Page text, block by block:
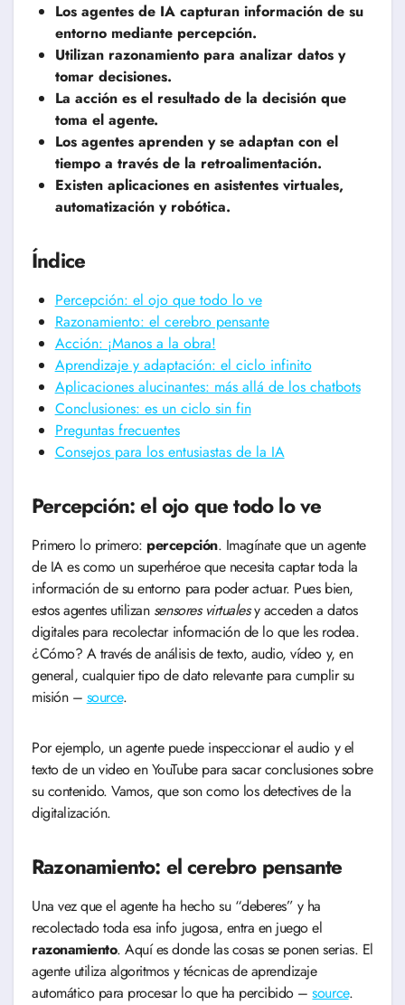
Los agentes de IA capturan información de su
entorno mediante percepción.
Utilizan razonamiento para analizar datos y
tomar decisiones.
La acción es el resultado de la decisión que
toma el agente.
Los agentes aprenden y se adaptan con el
tiempo a través de la retroalimentación.
Existen aplicaciones en asistentes virtuales,
automatización y robótica.
Índice
Percepción: el ojo que todo lo ve
Razonamiento: el cerebro pensante
Acción: ¡Manos a la obra!
Aprendizaje y adaptación: el ciclo infinito
Aplicaciones alucinantes: más allá de los chatbots
Conclusiones: es un ciclo sin fin
Preguntas frecuentes
Consejos para los entusiastas de la IA
Percepción: el ojo que todo lo ve
Primero lo primero: percepción. Imagínate que un agente
de IA es como un superhéroe que necesita captar toda la
información de su entorno para poder actuar. Pues bien,
estos agentes utilizan sensores virtualesy acceden a datos
digitales para recolectar información de lo que les rodea.
¿Cómo? A través de análisis de texto, audio, vídeo y, en
general, cualquier tipo de dato relevante para cumplir su
misión – source.
Por ejemplo, un agente puede inspeccionar el audio y el
texto de un video en YouTube para sacar conclusiones sobre
su contenido. Vamos, que son como los detectives de la
digitalización.
Razonamiento: el cerebro pensante
Una vez que el agente ha hecho su “deberes” y ha
recolectado toda esa info jugosa, entra en juego el
razonamiento. Aquí es donde las cosas se ponen serias. El
agente utiliza algoritmos y técnicas de aprendizaje
automático para procesar lo que ha percibido –source.